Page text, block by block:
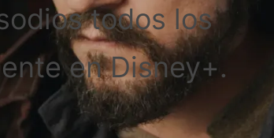
todos los
en Disney+.